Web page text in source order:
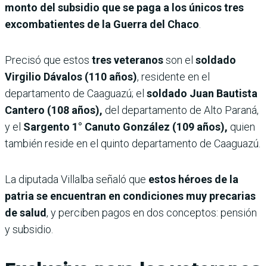
monto del subsidio que se paga a los únicos tres
excombatientes de la Guerra del Chaco
Precisó que estos tres veteranosson el soldado
Virgilio Dávalos (110 años), residente en el
departamento de Caaguazú; el soldado Juan Bautista
Cantero (108 años), del departamento de Alto Paraná,
y el Sargento 1° Canuto González (109 años), quien
también reside en el quinto departamento de Caaguazú.
La diputada Villalba señaló que estos héroes de la
patria se encuentran en condiciones muy precarias
de salud, y perciben pagos en dos conceptos: pensión
y subsidio.